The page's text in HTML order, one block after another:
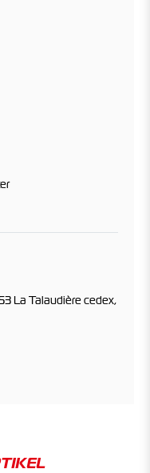
La Talaudière cedex,